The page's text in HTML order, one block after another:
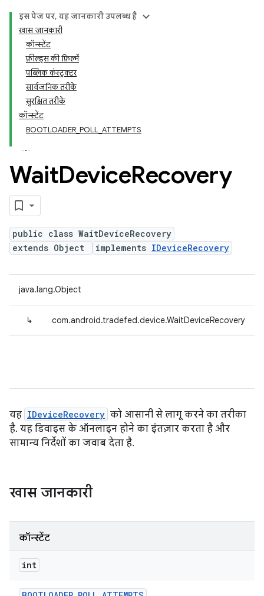
इस पेज पर, यह जानकारी उपलब्ध है
खास जानकारी
कॉन्स्टेंट
फ़ील्ड्स की फ़िल्में
पब्लिक कंस्ट्रक्टर
सार्वजनिक तरीके
सुरक्षित तरीके
कॉन्स्टेंट
BOOTLOADER_POLL_ATTEMPTS
WaitDeviceRecovery
public class WaitDeviceRecovery
extends Object
implements IDeviceRecovery
java.lang.Object
↳ com.android.tradefed.device.WaitDeviceRecovery
यह IDeviceRecovery को आसानी से लागू करने का तरीका
है. यह डिवाइस के ऑनलाइन होने का इंतज़ार करता है और
सामान्य निर्देशों का जवाब देता है.
खास जानकारी
कॉन्स्टेंट
int